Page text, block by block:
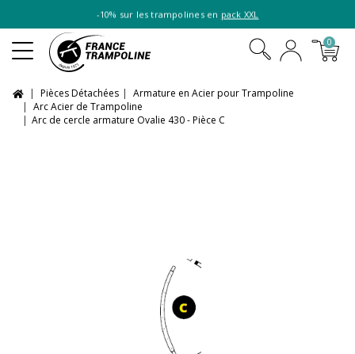
-10% sur les trampolines en pack XXL
0
Pièces Détachées
Armature en Acier pour Trampoline
Arc Acier de Trampoline
Arc de cercle armature Ovalie 430 - Pièce C